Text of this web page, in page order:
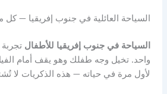
السياحة العائلية في جنوب إفريقيا — كل
السياحة في جنوب إفريقيا للأطفال
واحد. تخيل وجه طفلك وهو يقف أمام
لأول مرة في حياته — هذه الذكريات لا